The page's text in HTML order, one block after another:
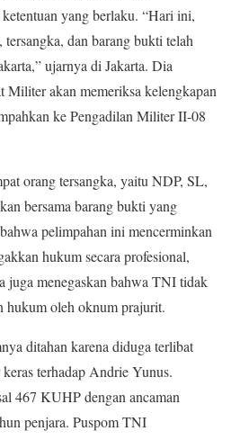
yang berlaku. “Hari ini,
dan barang bukti telah
ujarnya di Jakarta. Dia
Militer akan memeriksa kelengkapan
ke Pengadilan Militer II-08
orang tersangka, yaitu NDP, SL,
bersama barang bukti yang
pelimpahan ini mencerminkan
hukum secara profesional,
juga menegaskan bahwa TNI tidak
hukum oleh oknum prajurit.
ditahan karena diduga terlibat
terhadap Andrie Yunus.
467 KUHP dengan ancaman
penjara. Puspom TNI